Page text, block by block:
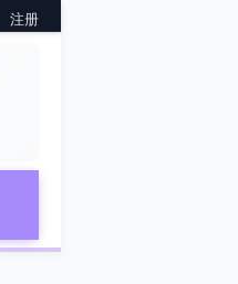
注册